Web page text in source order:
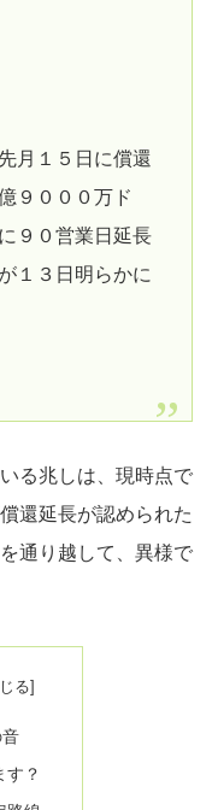
月１５日に償還
９０００万ド
９０営業日延長
１３日明らかに
る兆しは、現時点で
還延長が認められた
通り越して、異様で
す？